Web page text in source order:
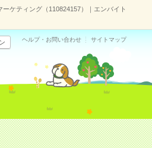
ケティング（110824157）｜エンバイト
ヘルプ・お問い合わせ サイトマップ